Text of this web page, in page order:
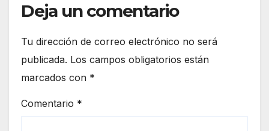
Deja un comentario
Tu dirección de correo electrónico no será
publicada. Los campos obligatorios están
marcados con *
Comentario *